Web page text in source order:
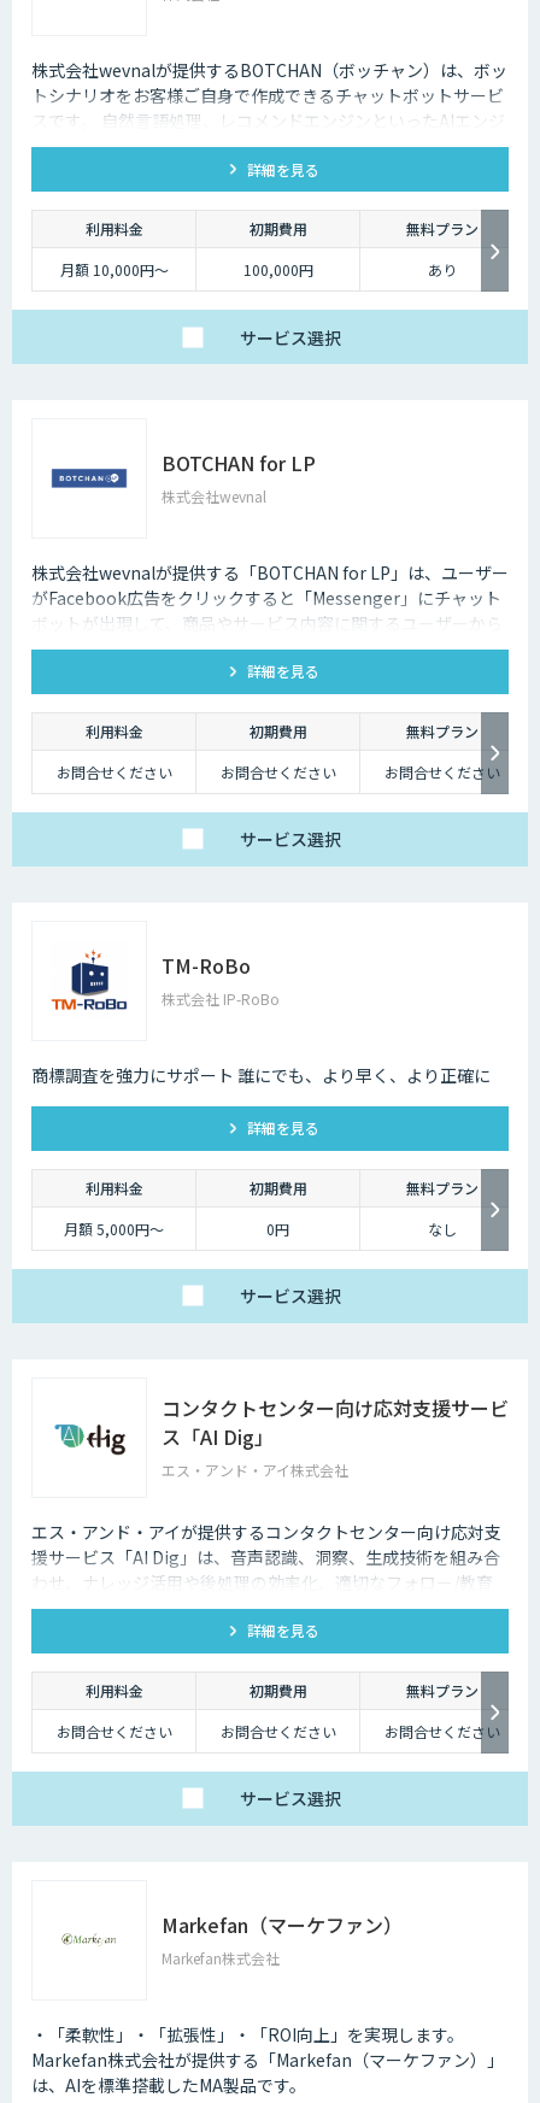
株式会社wevnalが提供するBOTCHAN（ボッチャン）は、ボッ
トシナリオをお客様ご自身で作成できるチャットボットサービ
スです。 自然言語処理、レコメンドエンジンといったAIエンジ
ンと接続が可能で、ユーザとのより自然な会話を実現します。
詳細を見る
利用料金 初期費用
無料プラン
月額 10,000円～
100,000円 あり
サービス選択
BOTCHAN for LP
株式会社wevnal
株式会社wevnalが提供する「BOTCHAN for LP」は、ユーザー
がFacebook広告をクリックすると「Messenger」にチャット
ボットが出現して、商品やサービス内容に関するユーザーから
の質問に対して、メッセージ形式でリアルタイムに会話をさせ
ることができる「対話型広告」を導入いたします。
詳細を見る
利用料金 初期費用
無料プラン
お問合せください
お問合せください お問合せください
サービス選択
TM-RoBo
株式会社 IP-RoBo
商標調査を強力にサポート 誰にでも、より早く、より正確に
詳細を見る
利用料金 初期費用
無料プラン
月額 5,000円～
0円 なし
サービス選択
コンタクトセンター向け応対支援サービ
ス「AI Dig」
エス・アンド・アイ株式会社
エス・アンド・アイが提供するコンタクトセンター向け応対支
援サービス「AI Dig」は、音声認識、洞察、生成技術を組み合
わせ、ナレッジ活用や後処理の効率化、適切なフォロー/教育
など一連の業務をサポートします。
詳細を見る
利用料金 初期費用
無料プラン
お問合せください
お問合せください お問合せください
サービス選択
Markefan（マーケファン）
Markefan株式会社
・「柔軟性」・「拡張性」・「ROI向上」を実現します。
Markefan株式会社が提供する「Markefan（マーケファン）」
は、AIを標準搭載したMA製品です。